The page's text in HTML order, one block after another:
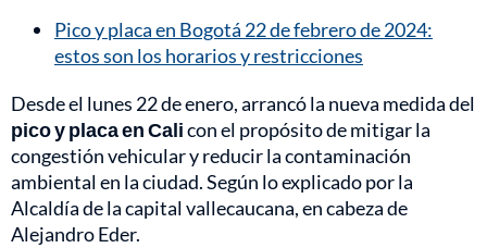
Pico y placa en Bogotá 22 de febrero de 2024:
estos son los horarios y restricciones
Desde el lunes 22 de enero, arrancó la nueva medida del
pico y placa en Calicon el propósito de mitigar la
congestión vehicular y reducir la contaminación
ambiental en la ciudad. Según lo explicado por la
Alcaldía de la capital vallecaucana, en cabeza de
Alejandro Eder.